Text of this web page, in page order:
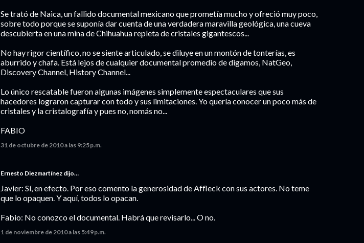
Se trató de Naica, un fallido documental mexicano que prometía mucho y ofreció muy poco,
sobre todo porque se suponía dar cuenta de una verdadera maravilla geológica, una cueva
descubierta en una mina de Chihuahua repleta de cristales gigantescos...
No hay rigor científico, no se siente articulado, se diluye en un montón de tonterías, es
aburrido y chafa. Está lejos de cualquier documental promedio de digamos, NatGeo,
Discovery Channel, History Channel...
Lo único rescatable fueron algunas imágenes simplemente espectaculares que sus
hacedores lograron capturar con todo y sus limitaciones. Yo quería conocer un poco más de
cristales y la cristalografía y pues no, nomás no...
FABIO
31 de octubre de 2010 a las 9:25 p.m.
Ernesto Diezmartínez dijo…
Javier: Sí, en efecto. Por eso comento la generosidad de Affleck con sus actores. No teme
que lo opaquen. Y aquí, todos lo opacan.
Fabio: No conozco el documental. Habrá que revisarlo... O no.
1 de noviembre de 2010 a las 5:49 p.m.